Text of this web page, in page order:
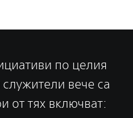
по целия
вече са
от тях включват: